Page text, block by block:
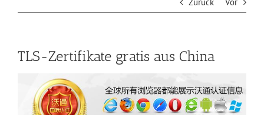
TLS-Zertifikate gratis aus China